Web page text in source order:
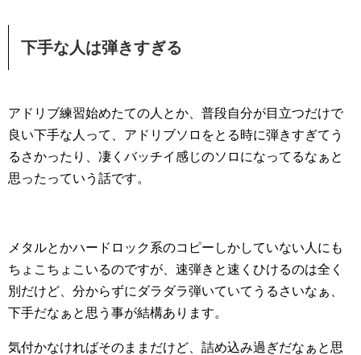
下手な人は弾きすぎる
アドリブ練習始めたての人とか、普段自分が目立つだけで
良い下手な人って、アドリブソロをとる時に弾きすぎてう
るさかったり、凄くバッチイ感じのソロになってるなぁと
思ったっていう話です。
メタルとかハードロック系のコピーしかしていない人にも
ちょこちょこいるのですが、速弾きと速くひけるのは全く
別だけど、分からずにダラダラ弾いていてうるさいなぁ、
下手だなぁと思う事が結構あります。
気付かなければそのままだけど、詰め込み過ぎだなぁと思